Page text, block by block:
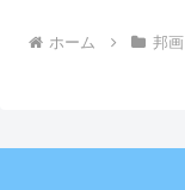
ホーム 邦画